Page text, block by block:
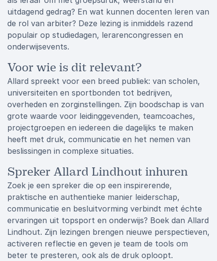
uitdagend gedrag? En wat kunnen docenten leren van
de rol van arbiter? Deze lezing is inmiddels razend
populair op studiedagen, lerarencongressen en
onderwijsevents.
Voor wie is dit relevant?
Allard spreekt voor een breed publiek: van scholen,
universiteiten en sportbonden tot bedrijven,
overheden en zorginstellingen. Zijn boodschap is van
grote waarde voor leidinggevenden, teamcoaches,
projectgroepen en iedereen die dagelijks te maken
heeft met druk, communicatie en het nemen van
beslissingen in complexe situaties.
Spreker Allard Lindhout inhuren
Zoek je een spreker die op een inspirerende,
praktische en authentieke manier leiderschap,
communicatie en besluitvorming verbindt met échte
ervaringen uit topsport en onderwijs? Boek dan Allard
Lindhout. Zijn lezingen brengen nieuwe perspectieven,
activeren reflectie en geven je team de tools om
beter te presteren, ook als de druk oploopt.